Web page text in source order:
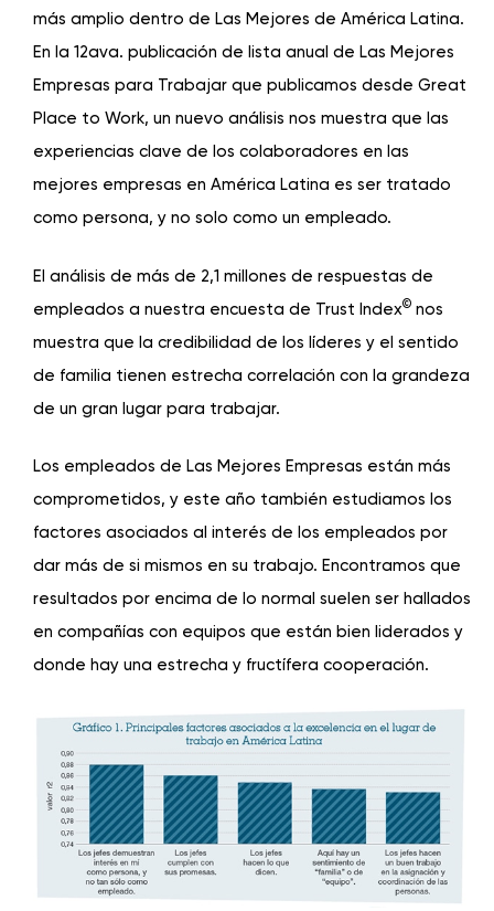
más amplio dentro de Las Mejores de América Latina.
En la 12ava. publicación de lista anual de Las Mejores
Empresas para Trabajar que publicamos desde Great
Place to Work, un nuevo análisis nos muestra que las
experiencias clave de los colaboradores en las
mejores empresas en América Latina es ser tratado
como persona, y no solo como un empleado.
El análisis de más de 2,1 millones de respuestas de
empleados a nuestra encuesta de Trust Index© nos
muestra que la credibilidad de los líderes y el sentido
de familia tienen estrecha correlación con la grandeza
de un gran lugar para trabajar.
Los empleados de Las Mejores Empresas están más
comprometidos, y este año también estudiamos los
factores asociados al interés de los empleados por
dar más de si mismos en su trabajo. Encontramos que
resultados por encima de lo normal suelen ser hallados
en compañías con equipos que están bien liderados y
donde hay una estrecha y fructífera cooperación.